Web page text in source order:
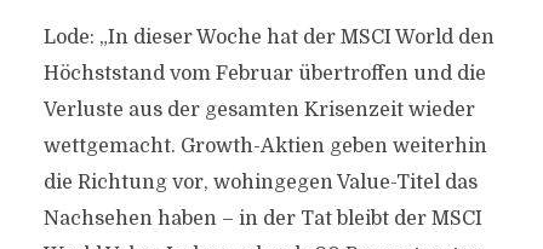
Lode: „In dieser Woche hat der MSCI World den
Höchststand vom Februar übertroffen und die
Verluste aus der gesamten Krisenzeit wieder
wettgemacht. Growth-Aktien geben weiterhin
die Richtung vor, wohingegen Value-Titel das
Nachsehen haben – in der Tat bleibt der MSCI